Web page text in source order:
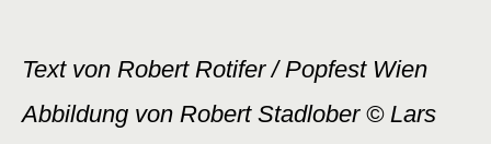
Text von Robert Rotifer / Popfest Wien
Abbildung von Robert Stadlober © Lars